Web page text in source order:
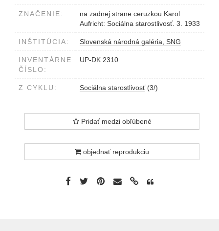
ZNAČENIE:
na zadnej strane ceruzkou Karol
Aufricht: Sociálna starostlivosť. 3. 1933
INŠTITÚCIA: Slovenská národná galéria, SNG
INVENTÁRNE
ČÍSLO:
UP-DK 2310
Z CYKLU: Sociálna starostlivosť(3/)
Pridať medzi obľúbené
objednať reprodukciu